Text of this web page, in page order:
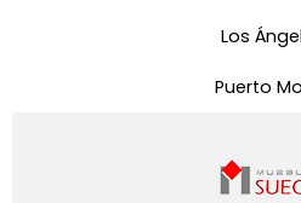
Los
Puerto